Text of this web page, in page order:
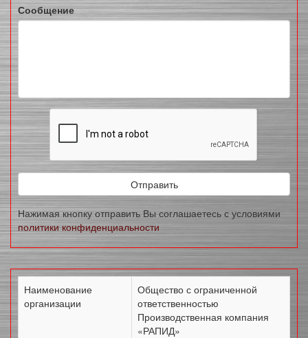
Сообщение
Отправить
Нажимая кнопку отправить Вы соглашаетесь с условиями
политики конфиденциальности
Наименование
организации
Общество с ограниченной
ответственностью
Производственная компания
«РАПИД»